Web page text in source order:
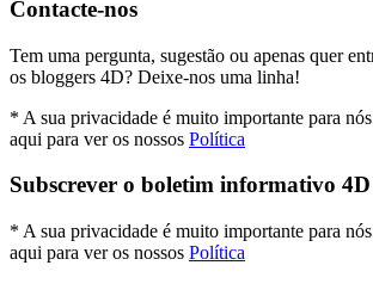
Contacte-nos
Tem uma pergunta, sugestão ou apenas quer
os bloggers 4D? Deixe-nos uma linha!
* A sua privacidade é muito importante para
aqui para ver os nossos Política
Subscrever o boletim informativo 4D
* A sua privacidade é muito importante para
aqui para ver os nossos Política